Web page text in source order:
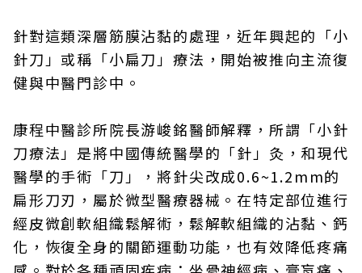
針對這類深層筋膜沾黏的處理，近年興起的「小
針刀」或稱「小扁刀」療法，開始被推向主流復
健與中醫門診中。
康程中醫診所院長游峻銘醫師解釋，所謂「小針
刀療法」是將中國傳統醫學的「針」灸，和現代
醫學的手術「刀」，將針尖改成0.6~1.2mm的
扁形刀刃，屬於微型醫療器械。在特定部位進行
經皮微創軟組織鬆解術，鬆解軟組織的沾黏、鈣
化，恢復全身的關節運動功能，也有效降低疼痛